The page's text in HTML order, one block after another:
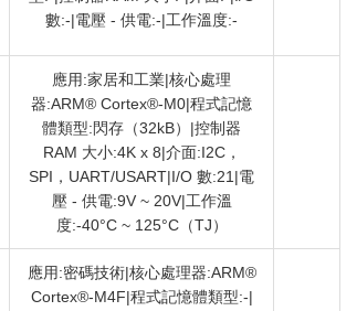
數:-|電壓 - 供電:-|工作溫度:-
應用:家居和工業|核心處理
器:ARM® Cortex®-M0|程式記憶
體類型:閃存（32kB）|控制器
RAM 大小:4K x 8|介面:I2C，
SPI，UART/USART|I/O 數:21|電
壓 - 供電:9V ~ 20V|工作溫
度:-40°C ~ 125°C（TJ）
應用:密碼技術|核心處理器:ARM®
Cortex®-M4F|程式記憶體類型:-|